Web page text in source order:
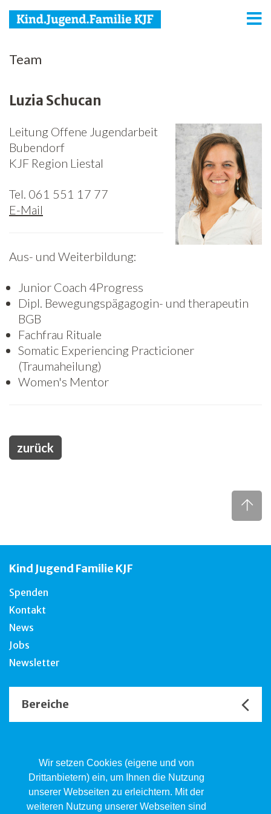
Wir setzen Cookies (eigene und von
Drittanbietern) ein, um Ihnen die Nutzung
unserer Webseiten zu erleichtern. Mit der
weiteren Nutzung unserer Webseiten sind
KJF
Jugend
Familie
Media
Agenda
Netzwerk
Freiwilligenarbeit
News
Newsletter
Team
Luzia Schucan
Leitung Offene Jugendarbeit
Bubendorf
KJF Region Liestal
Tel. 061 551 17 77
E-Mail
Aus- und Weiterbildung:
Junior Coach 4Progress
Dipl. Bewegungspägagogin- und therapeutin
BGB
Fachfrau Rituale
Somatic Experiencing Practicioner
(Traumaheilung)
Women's Mentor
zurück
Kind Jugend Familie KJF
Spenden
Kontakt
News
Jobs
Newsletter
Bereiche
Kind.Jugend.Familie KJF
Poststrasse 2, Postfach, 4410 Liestal